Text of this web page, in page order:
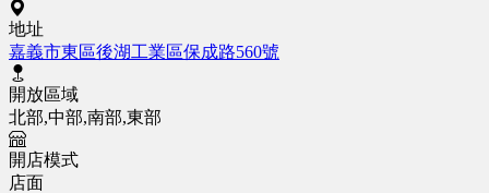
地址
嘉義市東區後湖工業區保成路560號
開放區域
北部,中部,南部,東部
開店模式
店面